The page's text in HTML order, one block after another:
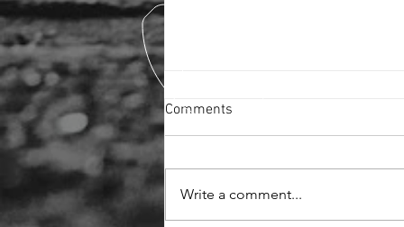
Comments
Write a comment...